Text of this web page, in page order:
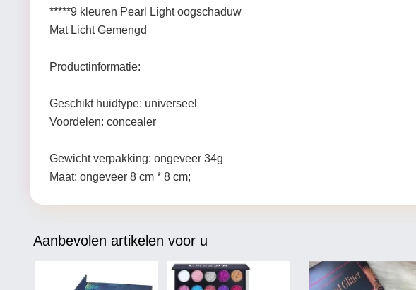
*****9 kleuren Pearl Light oogschaduw
Mat Licht Gemengd
Productinformatie:
Geschikt huidtype: universeel
Voordelen: concealer
Gewicht verpakking: ongeveer 34g
Maat: ongeveer 8 cm * 8 cm;
Aanbevolen artikelen voor u